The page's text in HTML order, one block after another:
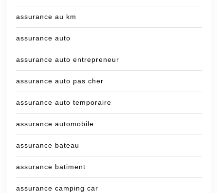
assurance au km
assurance auto
assurance auto entrepreneur
assurance auto pas cher
assurance auto temporaire
assurance automobile
assurance bateau
assurance batiment
assurance camping car